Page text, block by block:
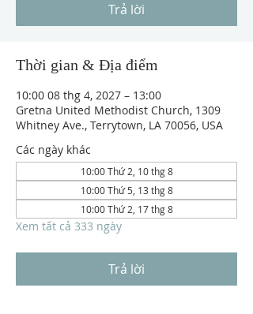
Trả lời
Thời gian & Địa điểm
10:00 08 thg 4, 2027 – 13:00
Gretna United Methodist Church, 1309
Whitney Ave., Terrytown, LA 70056, USA
Các ngày khác
10:00 Thứ 2, 10 thg 8
10:00 Thứ 5, 13 thg 8
10:00 Thứ 2, 17 thg 8
Xem tất cả 333 ngày
Trả lời